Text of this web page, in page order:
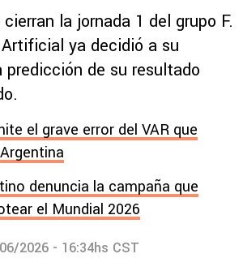
la jornada 1 del grupo F.
ya decidió a su
de su resultado
el grave error del VAR que
denuncia la campaña que
el Mundial 2026
2026 - 16:34hs CST